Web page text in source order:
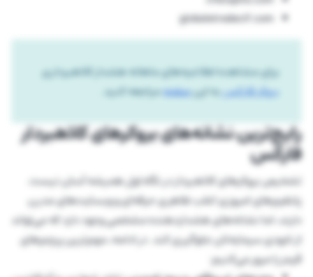
globaletradecif.com
برای مشاهده اطلاعیه‌های ماهانه هشدار کلاهبرداری
بروکر فارکسبه اینصفحهمراجعه کنید.
رایج‌ترین نشانه‌های بروکرهای کلاهبردار
فارکس
تشخیص بروکرهای کلاهبردار در نگاه اول همیشه آسان نیست.
پلتفرم‌های امروزی اغلب ظاهری حرفه‌ای و وبسایت‌های مدرن
دارند، اما نشانه‌های هشداردهنده مشخصی وجود دارد که می‌تواند
از نابودی سرمایه‌تان جلوگیری کند. در ادامه، مهم‌ترین پرچم‌های
قرمز را مرور می‌کنیم: